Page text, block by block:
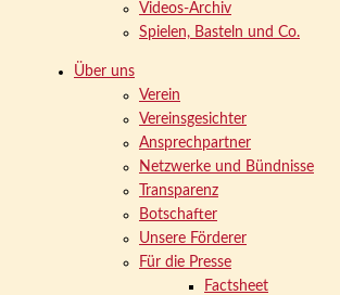
Videos-Archiv
Spielen, Basteln und Co.
Über uns
Verein
Vereinsgesichter
Ansprechpartner
Netzwerke und Bündnisse
Transparenz
Botschafter
Unsere Förderer
Für die Presse
Factsheet